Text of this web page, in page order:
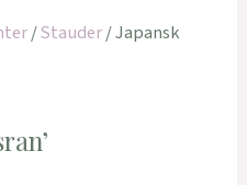
/Stauder/ Japansk